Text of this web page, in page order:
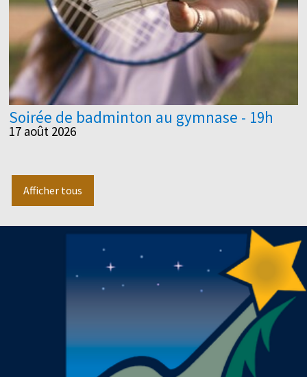
Soirée de badminton au gymnase - 19h
17 août 2026
Afficher tous